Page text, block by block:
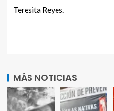
Teresita Reyes.
MÁS NOTICIAS